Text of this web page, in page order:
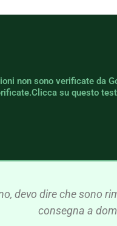
non sono verificate da
su questo
devo dire che sono
consegna a